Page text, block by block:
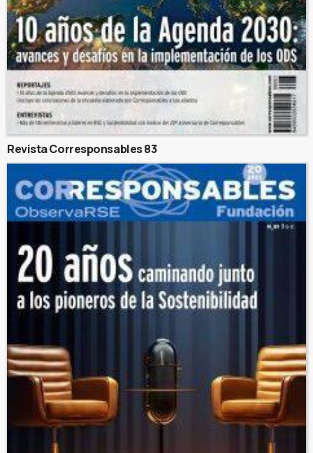
Revista Corresponsables 83